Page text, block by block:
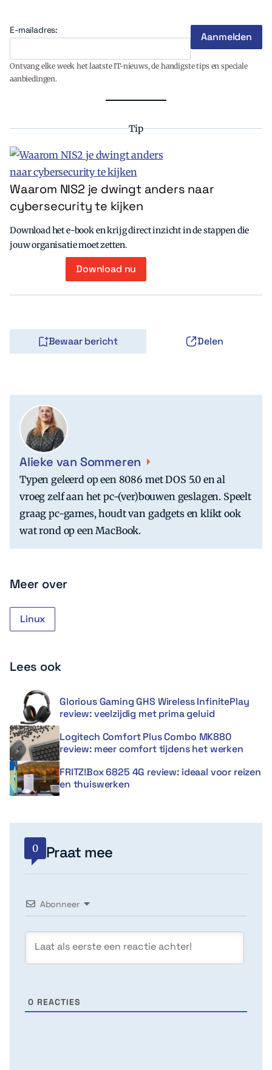
E-mailadres:
Ontvang elke week het laatste IT-nieuws, de handigste tips en speciale
aanbiedingen.
Tip
Waarom NIS2 je dwingt anders naar
cybersecurity te kijken
Download het e-book en krijg direct inzicht in de stappen die
jouw organisatie moet zetten.
Download nu
Bewaar bericht Delen
Alieke van Sommeren
Typen geleerd op een 8086 met DOS 5.0 en al
vroeg zelf aan het pc-(ver)bouwen geslagen. Speelt
graag pc-games, houdt van gadgets en klikt ook
wat rond op een MacBook.
Meer over
Linux
Lees ook
Glorious Gaming GHS Wireless InfinitePlay
review: veelzijdig met prima geluid
Logitech Comfort Plus Combo MK880
review: meer comfort tijdens het werken
FRITZ!Box 6825 4G review: ideaal voor reizen
en thuiswerken
0 Praat mee
Abonneer
0 REACTIES